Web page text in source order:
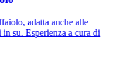
adatta anche alle
su. Esperienza a cura di